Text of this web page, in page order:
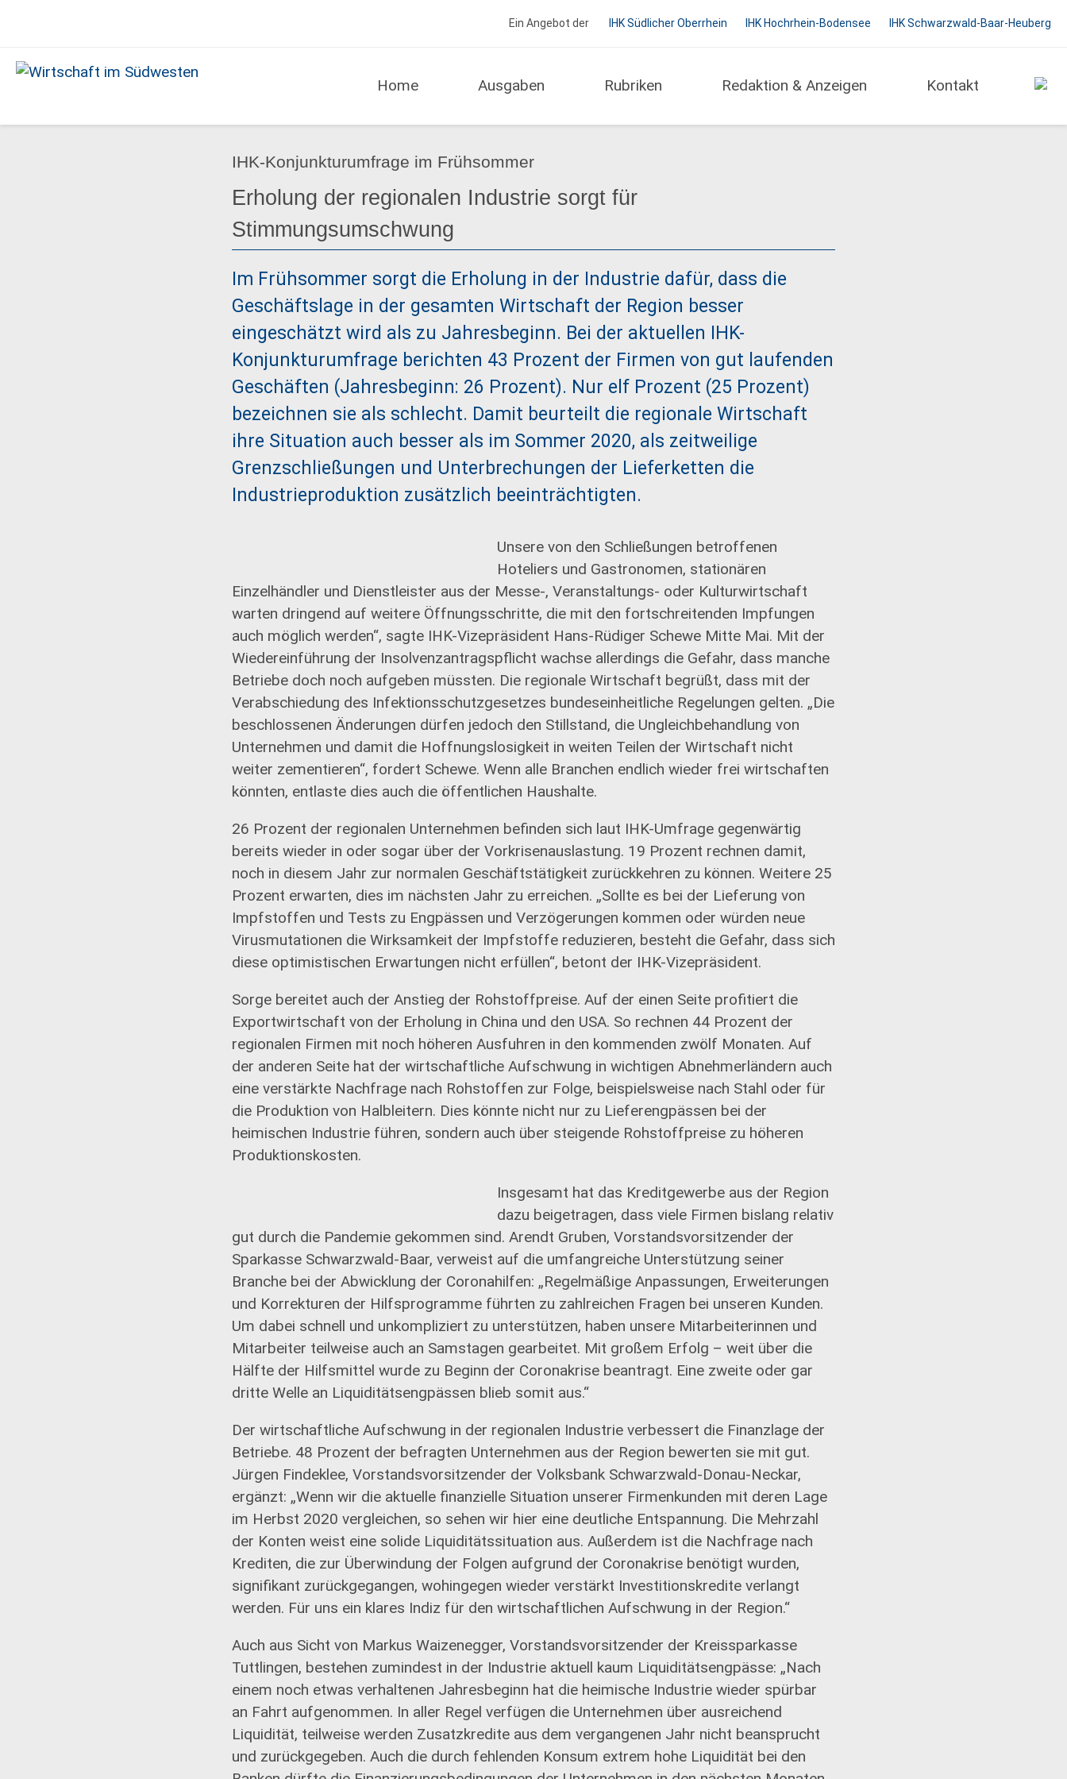
Ein Angebot der IHK Südlicher Oberrhein IHK Hochrhein-Bodensee IHK Schwarzwald-Baar-Heuberg
Home Ausgaben Rubriken Redaktion & Anzeigen Kontakt
Regio Report IHK Schwarzwald-Baar-Heuberg
IHK-Konjunkturumfrage im Frühsommer
Erholung der regionalen Industrie sorgt für
Stimmungsumschwung
Im Frühsommer sorgt die Erholung in der Industrie dafür, dass die
Geschäftslage in der gesamten Wirtschaft der Region besser
eingeschätzt wird als zu Jahresbeginn. Bei der aktuellen IHK-
Konjunkturumfrage berichten 43 Prozent der Firmen von gut laufenden
Geschäften (Jahresbeginn: 26 Prozent). Nur elf Prozent (25 Prozent)
bezeichnen sie als schlecht. Damit beurteilt die regionale Wirtschaft
ihre Situation auch besser als im Sommer 2020, als zeitweilige
Grenzschließungen und Unterbrechungen der Lieferketten die
Industrieproduktion zusätzlich beeinträchtigten.
Unsere von den Schließungen betroffenen
Hoteliers und Gastronomen, stationären
Einzelhändler und Dienstleister aus der Messe-, Veranstaltungs- oder Kulturwirtschaft
warten dringend auf weitere Öffnungsschritte, die mit den fortschreitenden Impfungen
auch möglich werden“, sagte IHK-Vizepräsident Hans-Rüdiger Schewe Mitte Mai. Mit der
Wiedereinführung der Insolvenzantragspflicht wachse allerdings die Gefahr, dass manche
Betriebe doch noch aufgeben müssten. Die regionale Wirtschaft begrüßt, dass mit der
Verabschiedung des Infektionsschutzgesetzes bundeseinheitliche Regelungen gelten. „Die
beschlossenen Änderungen dürfen jedoch den Stillstand, die Ungleichbehandlung von
Unternehmen und damit die Hoffnungslosigkeit in weiten Teilen der Wirtschaft nicht
weiter zementieren“, fordert Schewe. Wenn alle Branchen endlich wieder frei wirtschaften
könnten, entlaste dies auch die öffentlichen Haushalte.
26 Prozent der regionalen Unternehmen befinden sich laut IHK-Umfrage gegenwärtig
bereits wieder in oder sogar über der Vorkrisenauslastung. 19 Prozent rechnen damit,
noch in diesem Jahr zur normalen Geschäftstätigkeit zurückkehren zu können. Weitere 25
Prozent erwarten, dies im nächsten Jahr zu erreichen. „Sollte es bei der Lieferung von
Impfstoffen und Tests zu Engpässen und Verzögerungen kommen oder würden neue
Virusmutationen die Wirksamkeit der Impfstoffe reduzieren, besteht die Gefahr, dass sich
diese optimistischen Erwartungen nicht erfüllen“, betont der IHK-Vizepräsident.
Sorge bereitet auch der Anstieg der Rohstoffpreise. Auf der einen Seite profitiert die
Exportwirtschaft von der Erholung in China und den USA. So rechnen 44 Prozent der
regionalen Firmen mit noch höheren Ausfuhren in den kommenden zwölf Monaten. Auf
der anderen Seite hat der wirtschaftliche Aufschwung in wichtigen Abnehmerländern auch
eine verstärkte Nachfrage nach Rohstoffen zur Folge, beispielsweise nach Stahl oder für
die Produktion von Halbleitern. Dies könnte nicht nur zu Lieferengpässen bei der
heimischen Industrie führen, sondern auch über steigende Rohstoffpreise zu höheren
Produktionskosten.
Insgesamt hat das Kreditgewerbe aus der Region
dazu beigetragen, dass viele Firmen bislang relativ
gut durch die Pandemie gekommen sind. Arendt Gruben, Vorstandsvorsitzender der
Sparkasse Schwarzwald-Baar, verweist auf die umfangreiche Unterstützung seiner
Branche bei der Abwicklung der Coronahilfen: „Regelmäßige Anpassungen, Erweiterungen
und Korrekturen der Hilfsprogramme führten zu zahlreichen Fragen bei unseren Kunden.
Um dabei schnell und unkompliziert zu unterstützen, haben unsere Mitarbeiterinnen und
Mitarbeiter teilweise auch an Samstagen gearbeitet. Mit großem Erfolg – weit über die
Hälfte der Hilfsmittel wurde zu Beginn der Coronakrise beantragt. Eine zweite oder gar
dritte Welle an Liquiditätsengpässen blieb somit aus.“
Der wirtschaftliche Aufschwung in der regionalen Industrie verbessert die Finanzlage der
Betriebe. 48 Prozent der befragten Unternehmen aus der Region bewerten sie mit gut.
Jürgen Findeklee, Vorstandsvorsitzender der Volksbank Schwarzwald-Donau-Neckar,
ergänzt: „Wenn wir die aktuelle finanzielle Situation unserer Firmenkunden mit deren Lage
im Herbst 2020 vergleichen, so sehen wir hier eine deutliche Entspannung. Die Mehrzahl
der Konten weist eine solide Liquiditätssituation aus. Außerdem ist die Nachfrage nach
Krediten, die zur Überwindung der Folgen aufgrund der Coronakrise benötigt wurden,
signifikant zurückgegangen, wohingegen wieder verstärkt Investitionskredite verlangt
werden. Für uns ein klares Indiz für den wirtschaftlichen Aufschwung in der Region.“
Auch aus Sicht von Markus Waizenegger, Vorstandsvorsitzender der Kreissparkasse
Tuttlingen, bestehen zumindest in der Industrie aktuell kaum Liquiditätsengpässe: „Nach
einem noch etwas verhaltenen Jahresbeginn hat die heimische Industrie wieder spürbar
an Fahrt aufgenommen. In aller Regel verfügen die Unternehmen über ausreichend
Liquidität, teilweise werden Zusatzkredite aus dem vergangenen Jahr nicht beansprucht
und zurückgegeben. Auch die durch fehlenden Konsum extrem hohe Liquidität bei den